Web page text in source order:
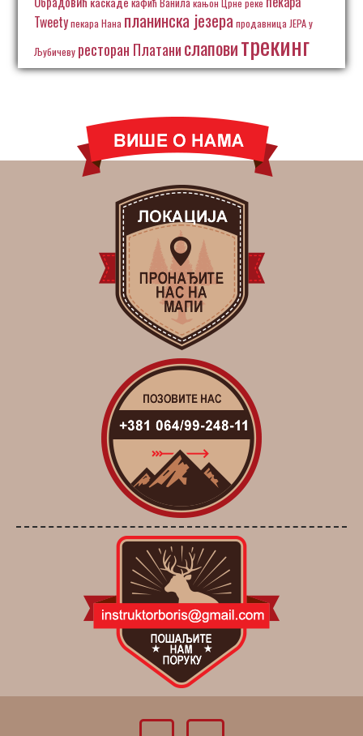
Tweetyпекара Нана планинска језера продавница ЈЕРА у
Љубичеву ресторан Платанислаповитрекинг